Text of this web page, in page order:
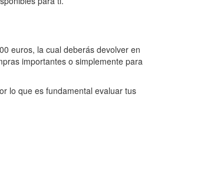
euros, la cual deberás devolver en
importantes o simplemente para
lo que es fundamental evaluar tus